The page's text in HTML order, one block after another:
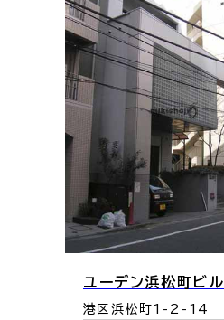
ユーデン浜松町ビル
港区浜松町1-2-14